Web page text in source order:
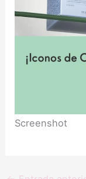
Screenshot